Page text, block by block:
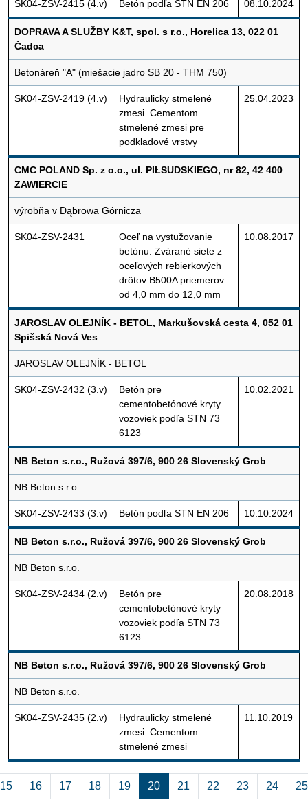
SK04-ZSV-2415 (4.v) Betón podľa STN EN 206 08.10.2024
DOPRAVA A SLUŽBY K&T, spol. s r.o., Horelica 13, 022 01
Čadca
Betonáreň "A" (miešacie jadro SB 20 - THM 750)
SK04-ZSV-2419 (4.v)
Hydraulicky stmelené
zmesi. Cementom
stmelené zmesi pre
podkladové vrstvy
25.04.2023
CMC POLAND Sp. z o.o., ul. PIŁSUDSKIEGO, nr 82, 42 400
ZAWIERCIE
výrobňa v Dąbrowa Górnicza
SK04-ZSV-2431
Oceľ na vystužovanie
betónu. Zvárané siete z
oceľových rebierkových
drôtov B500A priemerov
od 4,0 mm do 12,0 mm
10.08.2017
JAROSLAV OLEJNÍK - BETOL, Markušovská cesta 4, 052 01
Spišská Nová Ves
JAROSLAV OLEJNÍK - BETOL
SK04-ZSV-2432 (3.v)
Betón pre
cementobetónové kryty
vozoviek podľa STN 73
6123
10.02.2021
NB Beton s.r.o., Ružová 397/6, 900 26 Slovenský Grob
NB Beton s.r.o.
SK04-ZSV-2433 (3.v) Betón podľa STN EN 206 10.10.2024
NB Beton s.r.o., Ružová 397/6, 900 26 Slovenský Grob
NB Beton s.r.o.
SK04-ZSV-2434 (2.v)
Betón pre
cementobetónové kryty
vozoviek podľa STN 73
6123
20.08.2018
NB Beton s.r.o., Ružová 397/6, 900 26 Slovenský Grob
NB Beton s.r.o.
SK04-ZSV-2435 (2.v)
Hydraulicky stmelené
zmesi. Cementom
stmelené zmesi
11.10.2019
15 16 17 18 19 20Aktuálna stránka 20
21 22 23 24 25